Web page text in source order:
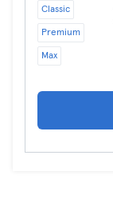
Classic
Premium
Max